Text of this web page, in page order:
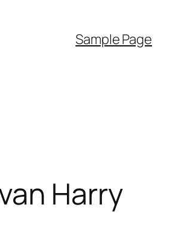
Sample Page
Harry